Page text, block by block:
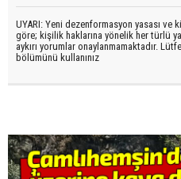
UYARI: Yeni dezenformasyon yasası ve
göre; kişilik haklarına yönelik her türlü
aykırı yorumlar onaylanmamaktadır.
bölümünü kullanınız